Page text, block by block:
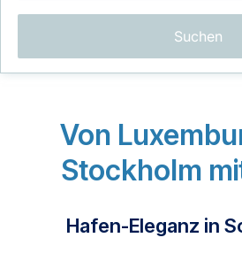
LuxairGroup
Suchen
Von
Stockholm
Hafen-Eleganz in